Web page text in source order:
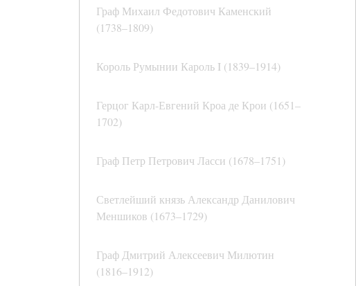
Граф Михаил Федотович Каменский
(1738–1809)
Король Румынии Кароль I (1839–1914)
Герцог Карл-Евгений Кроа де Крои (1651–
1702)
Граф Петр Петрович Ласси (1678–1751)
Светлейший князь Александр Данилович
Меншиков (1673–1729)
Граф Дмитрий Алексеевич Милютин
(1816–1912)